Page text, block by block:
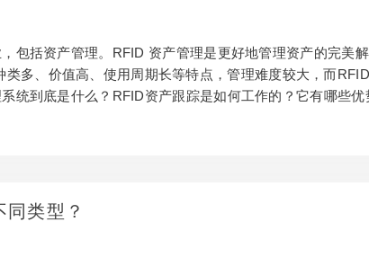
包括资产管理。RFID 资产管理是更好地管理资产的完美
类多、价值高、使用周期长等特点，管理难度较大，而
统到底是什么？RFID资产跟踪是如何工作的？它有哪些
类型？